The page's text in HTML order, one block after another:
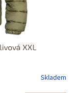
XXL
Skladem